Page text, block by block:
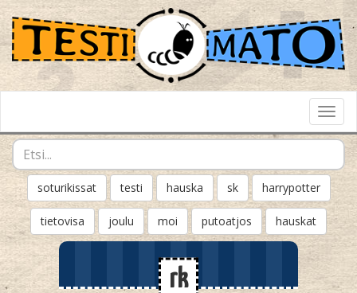
soturikissat testi hauska sk harrypotter
tietovisa joulu moi putoatjos hauskat
rk